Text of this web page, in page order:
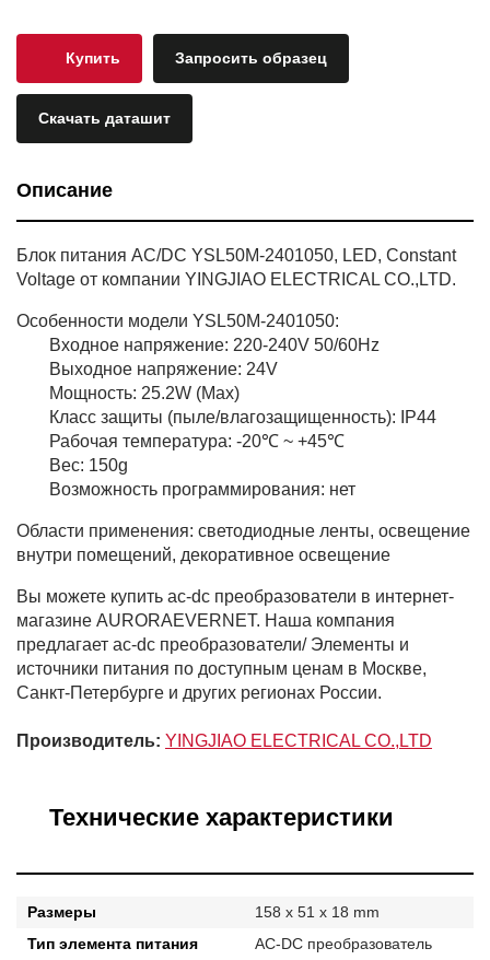
Купить Запросить образец
Скачать даташит
Описание
Блок питания AC/DC YSL50M-2401050, LED, Constant
Voltage от компании YINGJIAO ELECTRICAL CO.,LTD.
Особенности модели YSL50M-2401050:
Входное напряжение: 220-240V 50/60Hz
Выходное напряжение: 24V
Мощность: 25.2W (Max)
Класс защиты (пыле/влагозащищенность): IP44
Рабочая температура: -20℃ ~ +45℃
Вес: 150g
Возможность программирования: нет
Области применения: светодиодные ленты, освещение
внутри помещений, декоративное освещение
Вы можете купить ac-dc преобразователи в интернет-
магазине AURORAEVERNET. Наша компания
предлагает ac-dc преобразователи/ Элементы и
источники питания по доступным ценам в Москве,
Санкт-Петербурге и других регионах России.
Производитель: YINGJIAO ELECTRICAL CO.,LTD
Технические характеристики
Размеры
158 x 51 x 18 mm
Тип элемента питания
AC-DC преобразователь